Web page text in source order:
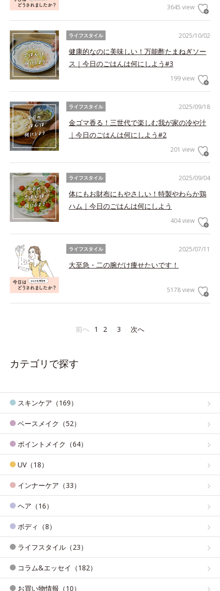
3645 view
2025/10/02
ライフスタイル
健康的なのに美味しい！万能酢たまねぎソー
ス｜今日のごはんは何にしよう#3
199 view
2025/09/18
ライフスタイル
金ゴマ香る！三世代で楽しむ我が家の冷や汁
｜今日のごはんは何にしよう#2
201 view
2025/09/04
ライフスタイル
体にもお財布にもやさしい！特製やわらか鶏
ハム｜今日のごはんは何にしよう
404 view
2025/07/11
ライフスタイル
大至急・二の腕だけ痩せたいです！
5178 view
前へ 1 2 3 次へ
カテゴリで探す
スキンケア（169）
ベースメイク（52）
ポイントメイク（64）
UV（18）
インナーケア（33）
ヘア（16）
ボディ（8）
ライフスタイル（23）
コラム&エッセイ（182）
お買い物情報（10）